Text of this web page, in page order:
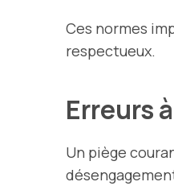
Ces normes
respectueux.
Erreurs
Un piège